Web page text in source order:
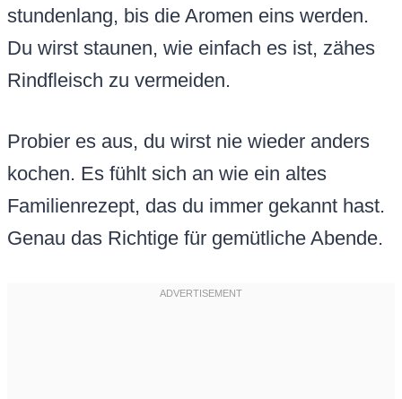
stundenlang, bis die Aromen eins werden.
Du wirst staunen, wie einfach es ist, zähes
Rindfleisch zu vermeiden.
Probier es aus, du wirst nie wieder anders
kochen. Es fühlt sich an wie ein altes
Familienrezept, das du immer gekannt hast.
Genau das Richtige für gemütliche Abende.